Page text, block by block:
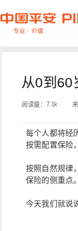
从0到60
阅读量： 7.1k
每个人都将经
按需配置保险
按照自然规律
保险的侧重点。
今天我们就说